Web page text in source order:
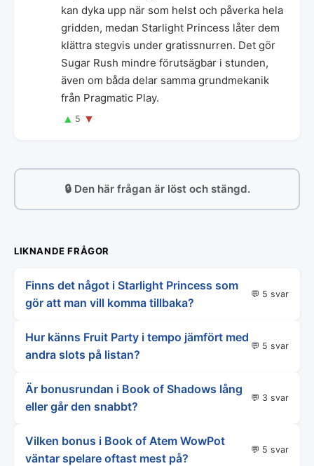
kan dyka upp när som helst och påverka hela
gridden, medan Starlight Princess låter dem
klättra stegvis under gratissnurren. Det gör
Sugar Rush mindre förutsägbar i stunden,
även om båda delar samma grundmekanik
från Pragmatic Play.
▲ 5 ▼
🔒 Den här frågan är löst och stängd.
LIKNANDE FRÅGOR
Finns det något i Starlight Princess som
gör att man vill komma tillbaka?
💬 5 svar
Hur känns Fruit Party i tempo jämfört med
andra slots på listan?
💬 5 svar
Är bonusrundan i Book of Shadows lång
eller går den snabbt?
💬 3 svar
Vilken bonus i Book of Atem WowPot
väntar spelare oftast mest på?
💬 5 svar